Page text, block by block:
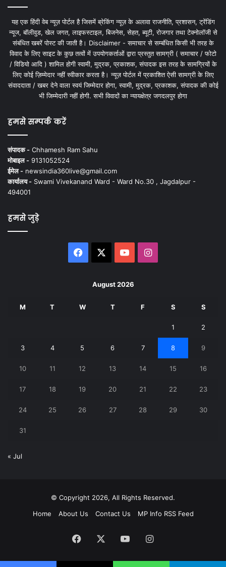
यह एक हिंदी वेब न्यूज़ पोर्टल है जिसमें ब्रेकिंग न्यूज़ के अलावा राजनीति, प्रशासन, ट्रेंडिंग
न्यूज, बॉलीवुड, खेल जगत, लाइफस्टाइल, बिजनेस, सेहत, ब्यूटी, रोजगार तथा टेक्नोलॉजी से
संबंधित खबरें पोस्ट की जाती है। Disclaimer - समाचार से सम्बंधित किसी भी तरह के
विवाद के लिए साइट के कुछ तत्वों में उपयोगकर्ताओं द्वारा प्रस्तुत सामग्री ( समाचार / फोटो
/ विडियो आदि ) शामिल होगी स्वामी, मुद्रक, प्रकाशक, संपादक इस तरह के सामग्रियों के
लिए कोई ज़िम्मेदार नहीं स्वीकार करता है। न्यूज़ पोर्टल में प्रकाशित ऐसी सामग्री के लिए
संवाददाता / खबर देने वाला स्वयं जिम्मेदार होगा, स्वामी, मुद्रक, प्रकाशक, संपादक की कोई
भी जिम्मेदारी नहीं होगी. सभी विवादों का न्यायक्षेत्र जगदलपुर होगा
हमसे सम्पर्क करें
संपादक - Chhamesh Ram Sahu
मोबाइल - 9131052524
ईमेल - newsindia360live@gmail.com
कार्यालय - Swami Vivekanand Ward - Ward No.30 , Jagdalpur -
494001
हमसे जुड़े
Facebook YouTubeInstagram
August 2026
M T W T F S S
1 2
3 4 5 6 7 8 9
10 11 12 13 14 15 16
17 18 19 20 21 22 23
24 25 26 27 28 29 30
31
« Jul
© Copyright 2026, All Rights Reserved.
Home
About Us Contact Us MP Info RSS Feed
Facebook YouTubeInstagram